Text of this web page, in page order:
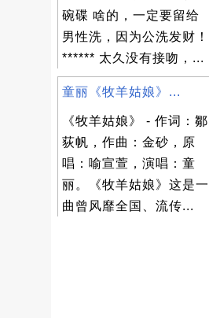
碗碟 啥的，一定要留给
男性洗，因为公洗发财！
****** 太久没有接吻，...
童丽《牧羊姑娘》...
《牧羊姑娘》 - 作词：鄒
荻帆，作曲：金砂，原
唱：喻宣萱，演唱：童
丽。《牧羊姑娘》这是一
曲曾风靡全国、流传...